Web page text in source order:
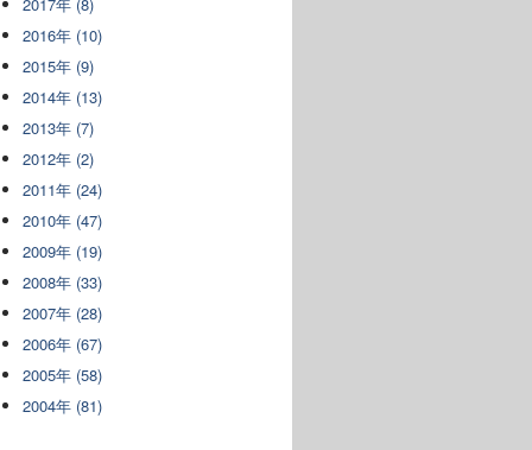
2017年 (8)
2016年 (10)
2015年 (9)
2014年 (13)
2013年 (7)
2012年 (2)
2011年 (24)
2010年 (47)
2009年 (19)
2008年 (33)
2007年 (28)
2006年 (67)
2005年 (58)
2004年 (81)